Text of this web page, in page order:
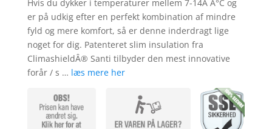
Hvis du dykker i temperaturer mellem 7-14Â Â°C og
er på udkig efter en perfekt kombination af mindre
fyld og mere komfort, så er denne inderdragt lige
noget for dig. Patenteret slim insulation fra
ClimashieldÂ® Santi tilbyder den mest innovative
forår / s … læs mere her